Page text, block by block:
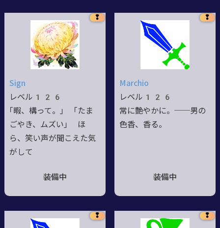
❢
Sign
レベル126
｢暇、構って。｣ ｢たま
ごやき、ムズい｣ ほ
ら、笑い声が聞こえた気
がして
装備中
❢
Marchio
レベル126
常に艶やかに。──男の
色香、香る。
装備中
❢ ❢